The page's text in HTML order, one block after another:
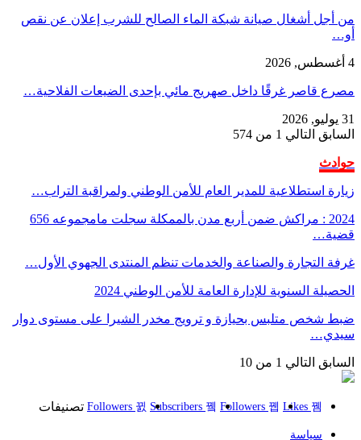
من أجل أشغال صيانة شبكة الماء الصالح للشرب إعلان عن نقص
أو…
4 أغسطس, 2026
مصرع قاصر غرقًا داخل صهريج مائي بإحدى الضيعات الفلاحية…
31 يوليو, 2026
السابق التالي 1 من 574
حوادث
زيارة استطلاعية للمدير العام للأمن الوطني ولمراقبة التراب…
2024 : مراكش ضمن أربع مدن بالممكلة سجلت مامجموعه 656
قضية…
غرفة التجارة والصناعة والخدمات تنظم المنتدى الجهوي الأول…
الحصيلة السنوية للإدارة العامة للأمن الوطني 2024
ضبط شخص متلبس بحيازة و ترويج مخدر الشيرا على مستوى دوار
سيدي…
السابق التالي 1 من 10
تصنيفات
سياسة